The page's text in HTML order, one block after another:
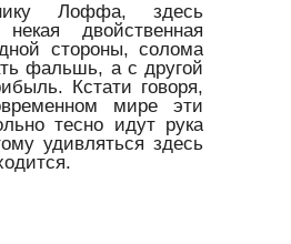
Лоффа, здесь
некая двойственная
стороны, солома
фальшь, а с другой
Кстати говоря,
мире эти
тесно идут рука
удивляться здесь